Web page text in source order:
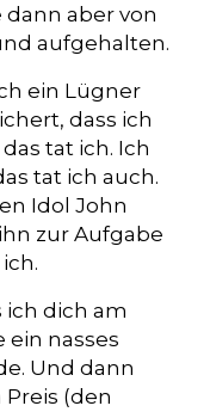
aber von
aufgehalten.
ein Lügner
dass ich
tat ich. Ich
tat ich auch.
Idol John
zur Aufgabe
ich dich am
ein nasses
Und dann
(den